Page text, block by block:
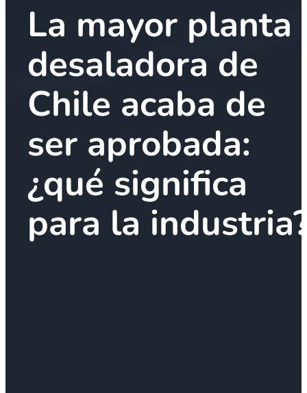
La mayor planta
desaladora de
Chile acaba de
ser aprobada:
¿qué significa
para la